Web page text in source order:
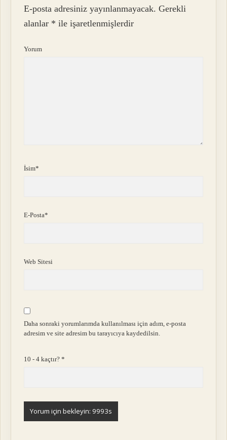
E-posta adresiniz yayınlanmayacak. Gerekli
alanlar * ile işaretlenmişlerdir
Yorum
İsim*
E-Posta*
Web Sitesi
Daha sonraki yorumlarımda kullanılması için adım, e-posta
adresim ve site adresim bu tarayıcıya kaydedilsin.
10 - 4 kaçtır?*